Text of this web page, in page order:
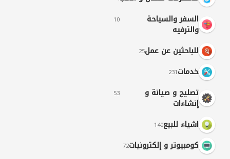
السفر والسياحة
والترفيه
10
للباحثين عن عمل25
خدمات231
تصليح و صيانة و
إنشاءات
53
اشياء للبيع140
كومبيوتر و إلكترونيات72